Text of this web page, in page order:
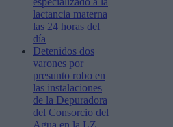
lactancia materna
las 24 horas del
día
Detenidos dos
varones por
presunto robo en
las instalaciones
de la Depuradora
del Consorcio del
Agua en la LZ